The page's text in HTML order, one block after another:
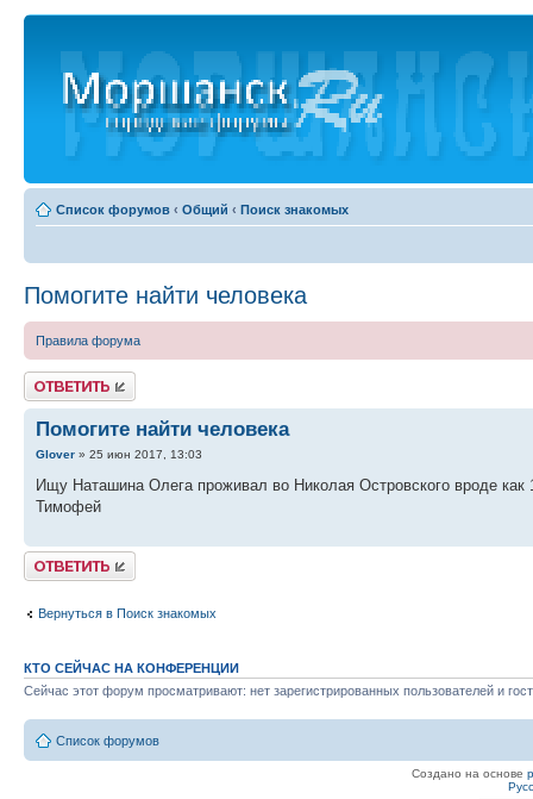
Список форумов ‹ Общий ‹ Поиск знакомых
Помогите найти человека
Правила форума
Ответить
Помогите найти человека
Glover » 25 июн 2017, 13:03
Ищу Наташина Олега проживал во Николая Островского вроде
Тимофей
Ответить
Вернуться в Поиск знакомых
КТО СЕЙЧАС НА КОНФЕРЕНЦИИ
Сейчас этот форум просматривают: нет зарегистрированных пользователей и
Список форумов
Создано на основе